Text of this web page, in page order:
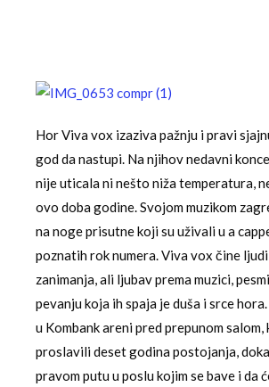
Hor Viva vox izaziva pažnju i pravi
god da nastupi. Na njihov nedavni
nije uticala ni nešto niža temperatura,
ovo doba godine. Svojom muzikom
na noge prisutne koji su uživali u a
poznatih rok numera. Viva vox čine
zanimanja, ali ljubav prema muzici,
pevanju koja ih spaja je duša i srce
u Kombank areni pred prepunom salom,
proslavili deset godina postojanja,
pravom putu u poslu kojim se bave i da